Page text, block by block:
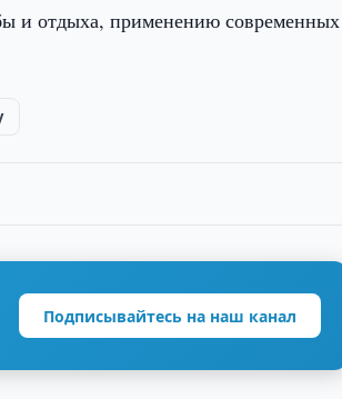
и отдыха, применению современных
Подписывайтесь на наш канал